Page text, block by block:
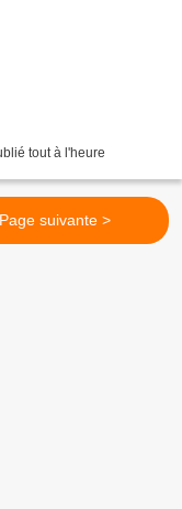
tout à l'heure
Page suivante >